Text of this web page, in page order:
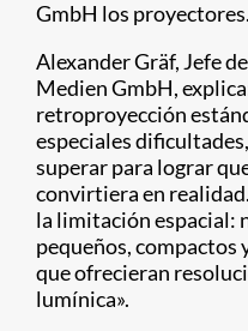
GmbH los proyectores.
Alexander Gräf, Jefe
Medien GmbH,
retroproyección
especiales
superar para lograr
convirtiera en
la limitación espacial:
pequeños, compactos
que ofrecieran
lumínica».